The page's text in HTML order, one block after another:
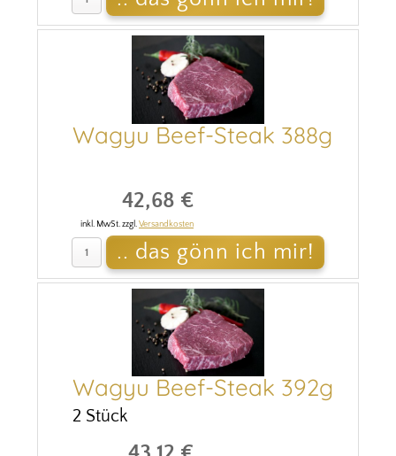
Wagyu Beef-Steak 388g
42,68 €
inkl. MwSt. zzgl.Versandkosten
Wagyu Beef-Steak 392g
2 Stück